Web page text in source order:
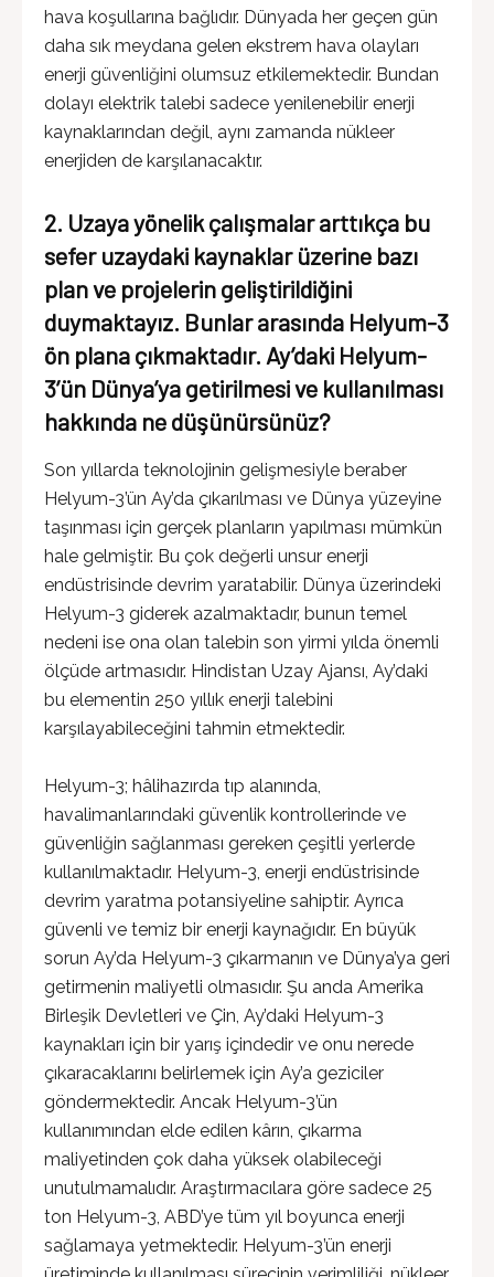
hava koşullarına bağlıdır. Dünyada her geçen gün
daha sık meydana gelen ekstrem hava olayları
enerji güvenliğini olumsuz etkilemektedir. Bundan
dolayı elektrik talebi sadece yenilenebilir enerji
kaynaklarından değil, aynı zamanda nükleer
enerjiden de karşılanacaktır.
2. Uzaya yönelik çalışmalar arttıkça bu
sefer uzaydaki kaynaklar üzerine bazı
plan ve projelerin geliştirildiğini
duymaktayız. Bunlar arasında Helyum-3
ön plana çıkmaktadır. Ay’daki Helyum-
3’ün Dünya’ya getirilmesi ve kullanılması
hakkında ne düşünürsünüz?
Son yıllarda teknolojinin gelişmesiyle beraber
Helyum-3’ün Ay’da çıkarılması ve Dünya yüzeyine
taşınması için gerçek planların yapılması mümkün
hale gelmiştir. Bu çok değerli unsur enerji
endüstrisinde devrim yaratabilir. Dünya üzerindeki
Helyum-3 giderek azalmaktadır, bunun temel
nedeni ise ona olan talebin son yirmi yılda önemli
ölçüde artmasıdır. Hindistan Uzay Ajansı, Ay’daki
bu elementin 250 yıllık enerji talebini
karşılayabileceğini tahmin etmektedir.
Helyum-3; hâlihazırda tıp alanında,
havalimanlarındaki güvenlik kontrollerinde ve
güvenliğin sağlanması gereken çeşitli yerlerde
kullanılmaktadır. Helyum-3, enerji endüstrisinde
devrim yaratma potansiyeline sahiptir. Ayrıca
güvenli ve temiz bir enerji kaynağıdır. En büyük
sorun Ay’da Helyum-3 çıkarmanın ve Dünya’ya geri
getirmenin maliyetli olmasıdır. Şu anda Amerika
Birleşik Devletleri ve Çin, Ay’daki Helyum-3
kaynakları için bir yarış içindedir ve onu nerede
çıkaracaklarını belirlemek için Ay’a geziciler
göndermektedir. Ancak Helyum-3’ün
kullanımından elde edilen kârın, çıkarma
maliyetinden çok daha yüksek olabileceği
unutulmamalıdır. Araştırmacılara göre sadece 25
ton Helyum-3, ABD’ye tüm yıl boyunca enerji
sağlamaya yetmektedir. Helyum-3’ün enerji